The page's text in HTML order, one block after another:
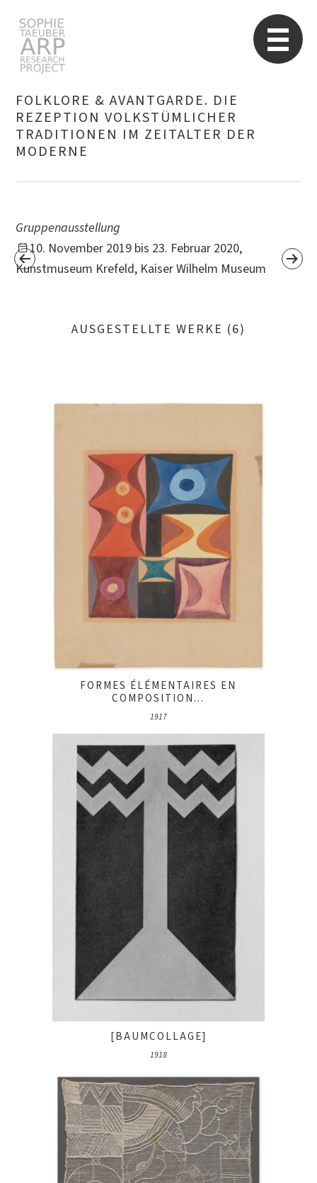
Suchen
nach:
FOLKLORE & AVANTGARDE. DIE
REZEPTION VOLKSTÜMLICHER
TRADITIONEN IM ZEITALTER DER
MODERNE
Gruppenausstellung
10. November 2019 bis 23. Februar 2020,
Kunstmuseum Krefeld, Kaiser Wilhelm Museum
AUSGESTELLTE WERKE (6)
FORMES ÉLÉMENTAIRES EN
COMPOSITION...
1917
[BAUMCOLLAGE]
1918